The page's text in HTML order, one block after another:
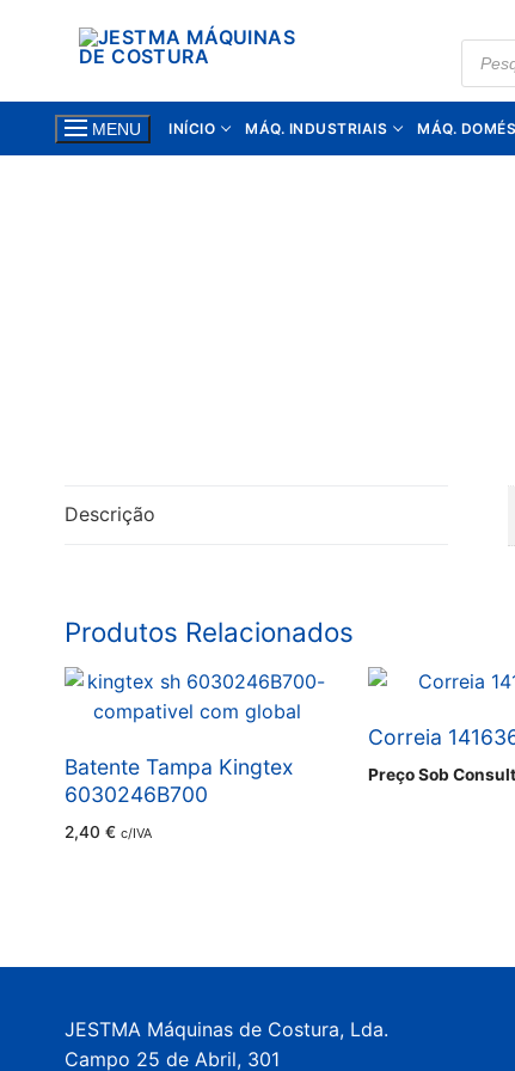
MENU INÍCIO MÁQ. INDUSTRIAIS MÁQ.
Descrição
Produtos Relacionados
Batente Tampa Kingtex
6030246B700
2,40 € c/IVA
Correia
Preço Sob
JESTMA Máquinas de Costura, Lda.
Campo 25 de Abril, 301